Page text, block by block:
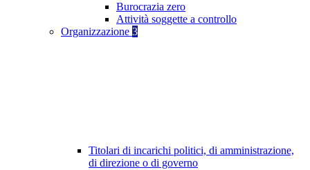
Burocrazia zero
Attività soggette a controllo
Organizzazione 3
Titolari di incarichi politici, di amministrazione,
di direzione o di governo